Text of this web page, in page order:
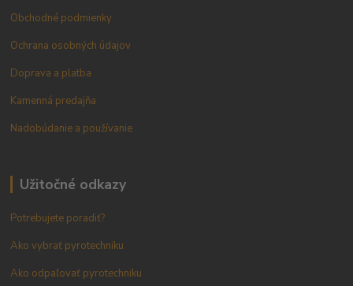
Obchodné podmienky
Ochrana osobných údajov
Doprava a platba
Kamenná predajňa
Nadobúdanie a používanie
Užitočné odkazy
Potrebujete poradiť?
Ako vybrať pyrotechniku
Ako odpaľovať pyrotechniku